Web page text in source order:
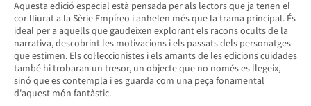
Aquesta edició especial està pensada per als lectors que ja tenen el
cor lliurat a la Sèrie Empíreo i anhelen més que la trama principal. És
ideal per a aquells que gaudeixen explorant els racons ocults de la
narrativa, descobrint les motivacions i els passats dels personatges
que estimen. Els col·leccionistes i els amants de les edicions cuidades
també hi trobaran un tresor, un objecte que no només es llegeix,
sinó que es contempla i es guarda com una peça fonamental
d'aquest món fantàstic.